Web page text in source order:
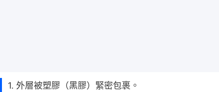
1. 外層被塑膠（黑膠）緊密包裹。